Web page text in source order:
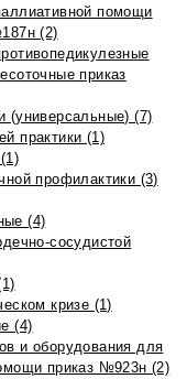
помощи
(2)
приказ
(универсальные) (7)
практики (1)
профилактики (3)
(4)
сосудистой
кризе (1)
(4)
и оборудования для
приказ №923н (2)